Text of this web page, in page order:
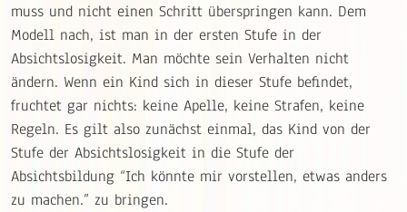
muss und nicht einen Schritt überspringen kann. Dem
Modell nach, ist man in der ersten Stufe in der
Absichtslosigkeit. Man möchte sein Verhalten nicht
ändern. Wenn ein Kind sich in dieser Stufe befindet,
fruchtet gar nichts: keine Apelle, keine Strafen, keine
Regeln. Es gilt also zunächst einmal, das Kind von der
Stufe der Absichtslosigkeit in die Stufe der
Absichtsbildung “Ich könnte mir vorstellen, etwas anders
zu machen.” zu bringen.